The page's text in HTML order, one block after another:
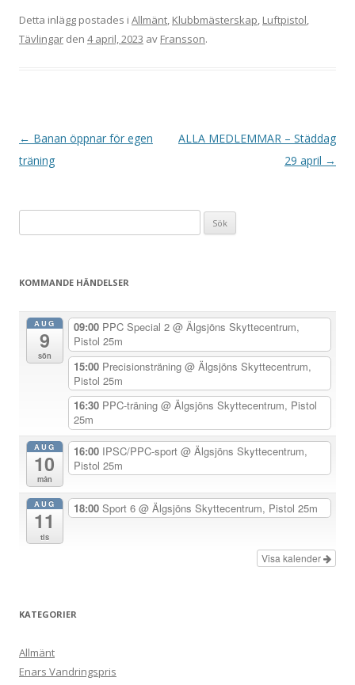
Detta inlägg postades i Allmänt, Klubbmästerskap, Luftpistol,
Tävlingar den 4 april, 2023 av Fransson.
I
n
a
g
← Banan öppnar för egen
träning
ALLA MEDLEMMAR – Städdag
29 april →
efter:
KOMMANDE HÄNDELSER
AUG
9
sön
09:00 PPC Special 2 @ Älgsjöns Skyttecentrum,
Pistol 25m
15:00 Precisionsträning @ Älgsjöns Skyttecentrum,
Pistol 25m
16:30 PPC-träning @ Älgsjöns Skyttecentrum, Pistol
25m
AUG
10
mån
16:00 IPSC/PPC-sport @ Älgsjöns Skyttecentrum,
Pistol 25m
AUG
11
tis
18:00 Sport 6 @ Älgsjöns Skyttecentrum, Pistol 25m
Visa kalender
KATEGORIER
Allmänt
Enars Vandringspris